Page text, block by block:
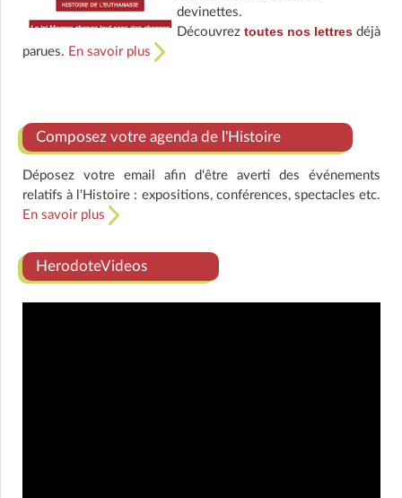
devinettes.
Découvrez toutes nos lettresdéjà
parues. En savoir plus
Composez votre agenda de l'Histoire
Déposez votre email afin d'être averti des événements
relatifs à l'Histoire : expositions, conférences, spectacles etc.
En savoir plus
HerodoteVideos